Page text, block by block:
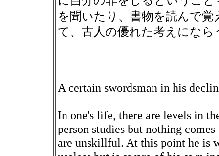
を聞いたり、書物を読んで
て、古人の優れた考えにな
A certain swordsman in his
In one's life, there are levels in
person studies but nothing
are unskillful. At this point he is